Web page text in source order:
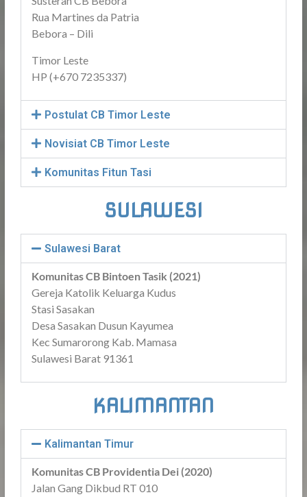
Rua Martines da Patria
Bebora – Dili
Timor Leste
HP (+670 7235337)
Postulat CB Timor Leste
Novisiat CB Timor Leste
Komunitas Fitun Tasi
SULAWESI
Sulawesi Barat
Komunitas CB Bintoen Tasik (2021)
Gereja Katolik Keluarga Kudus
Stasi Sasakan
Desa Sasakan Dusun Kayumea
Kec Sumarorong Kab. Mamasa
Sulawesi Barat 91361
KALIMANTAN
Kalimantan Timur
Komunitas CB Providentia Dei (2020)
Jalan Gang Dikbud RT 010